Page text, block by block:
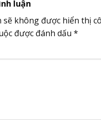
luận
sẽ không được hiển thị
được đánh dấu *